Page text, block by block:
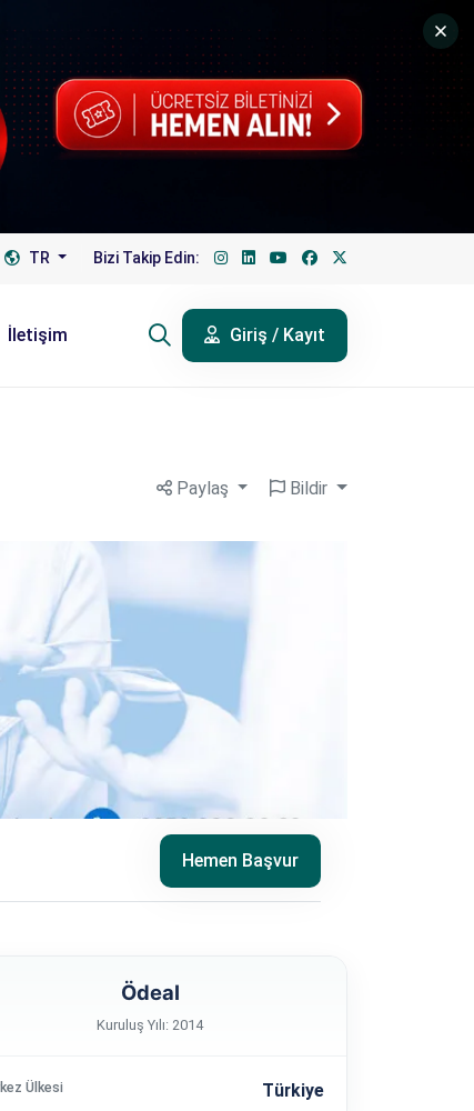
TR Bizi Takip Edin:
İletişim Giriş / Kayıt
Paylaş Bildir
Hemen Başvur
Ödeal
Kuruluş Yılı: 2014
Ülkesi Türkiye